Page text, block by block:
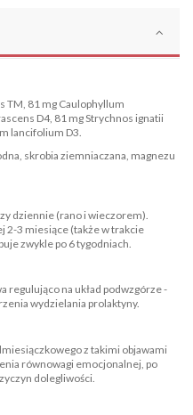
TM, 81 mg Caulophyllum
D4, 81 mg Strychnos ignatii
lancifolium D3.
skrobia ziemniaczana, magnezu
dziennie (rano i wieczorem).
2-3 miesiące (także w trakcie
zwykle po 6 tygodniach.
regulująco na układ podwzgórze -
wydzielania prolaktyny.
z takimi objawami
równowagi emocjonalnej, po
dolegliwości.